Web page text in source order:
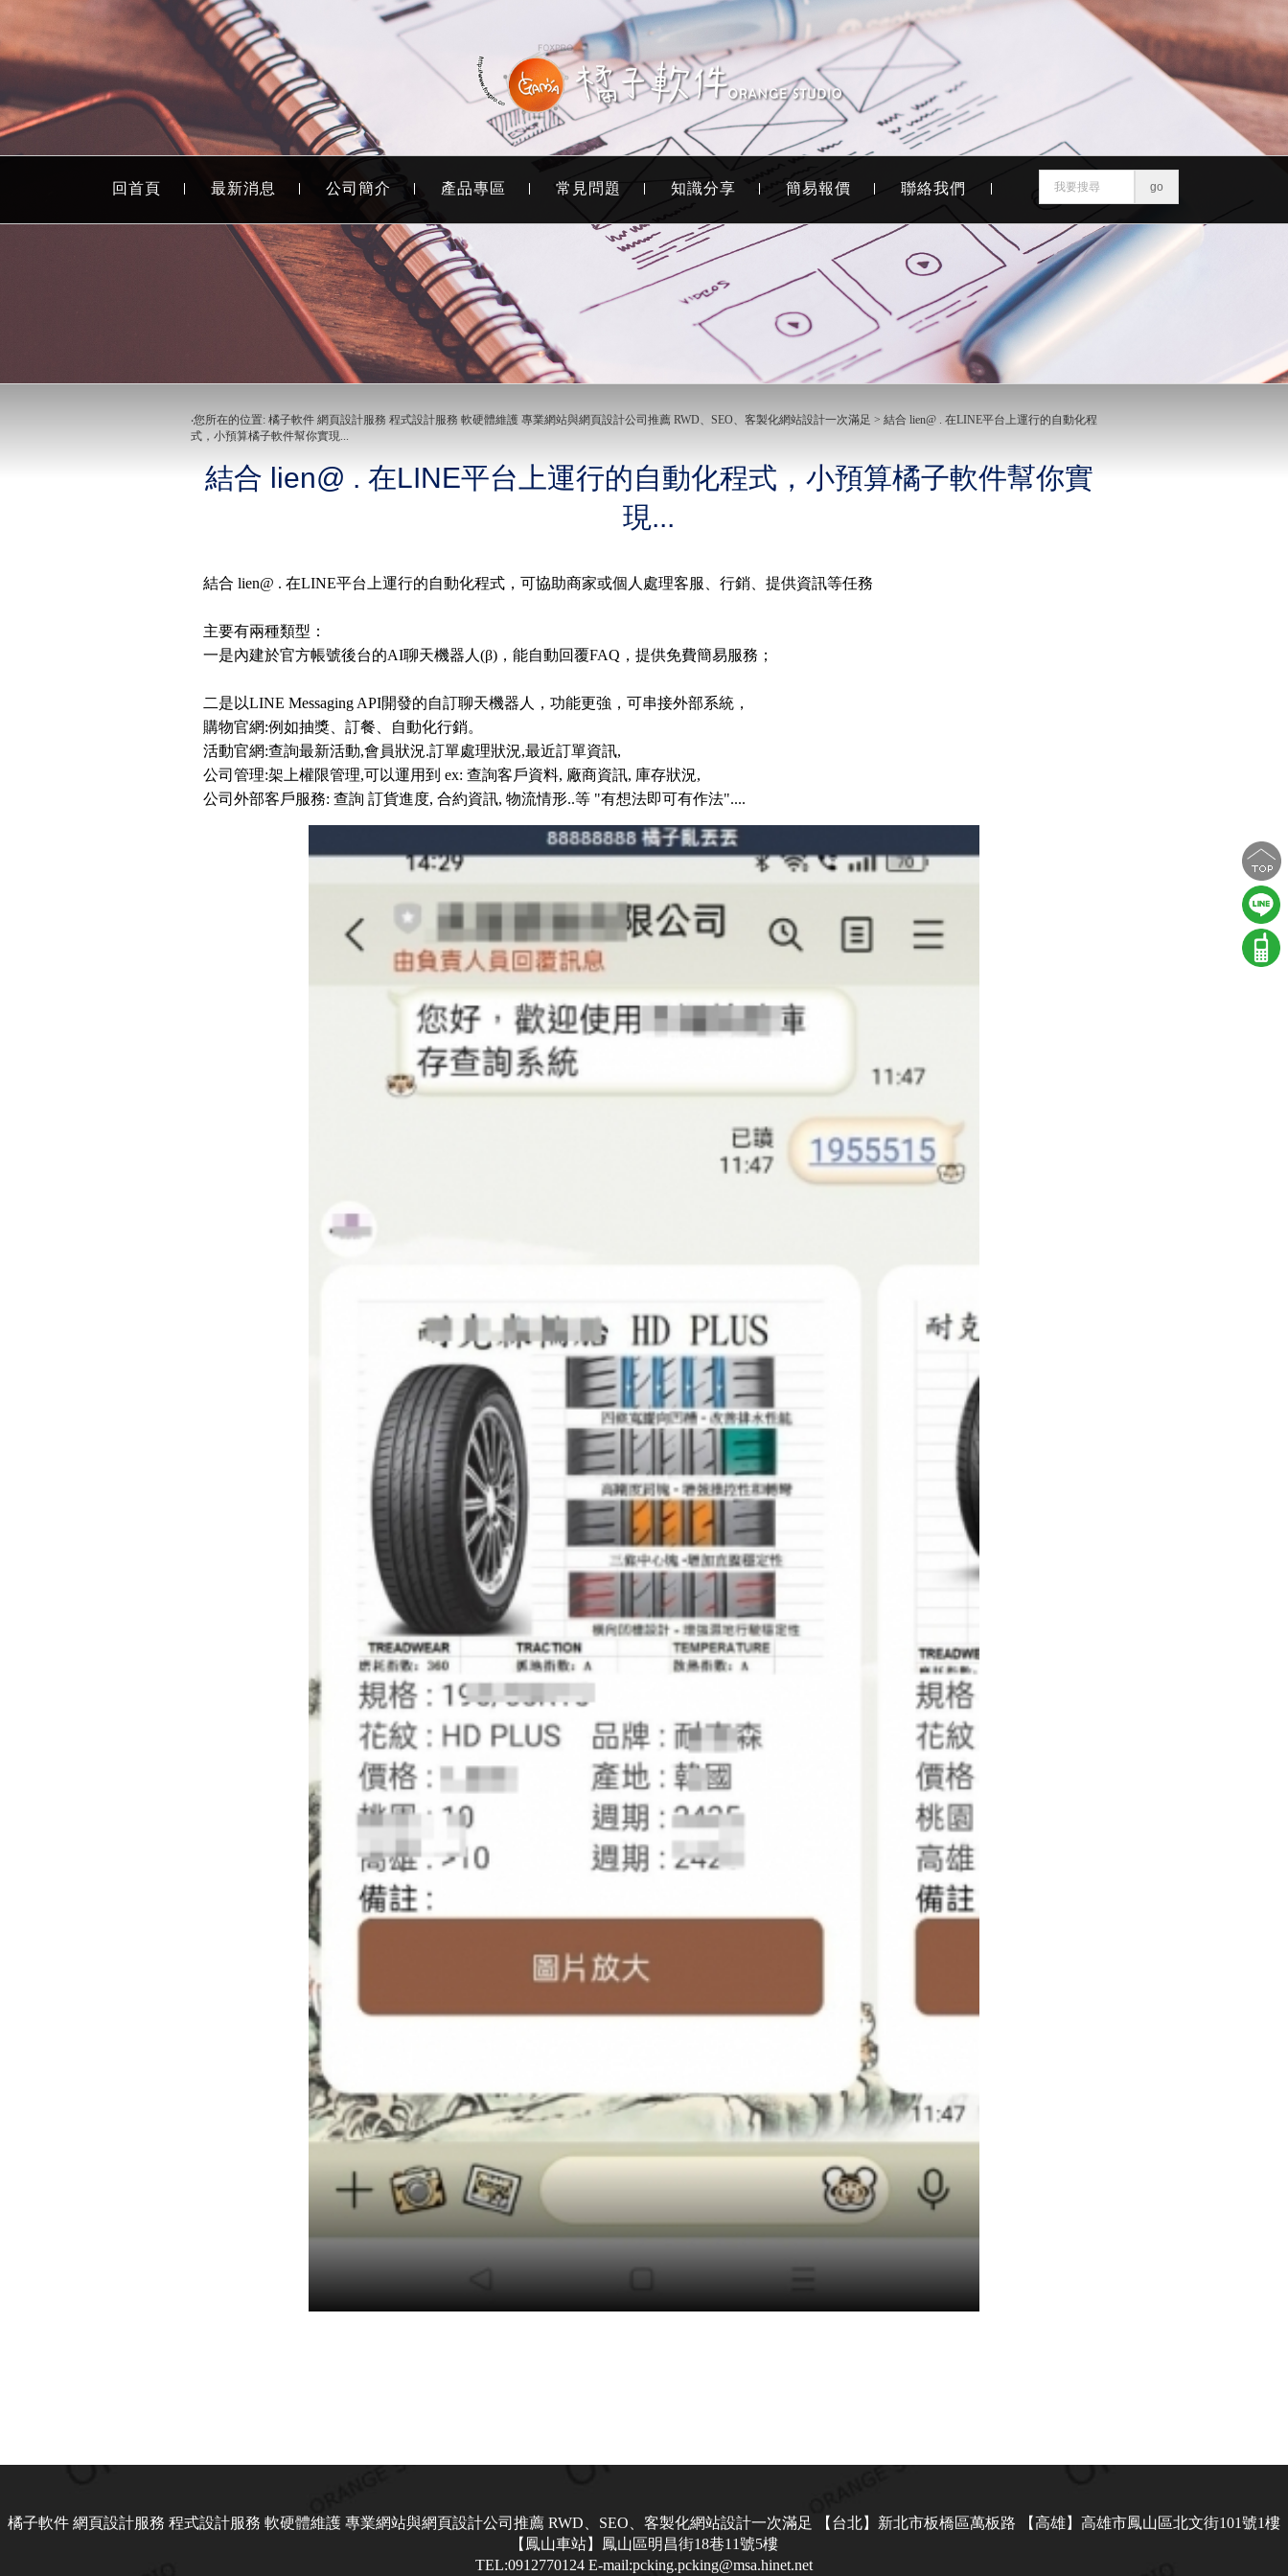
回首頁 最新消息 公司簡介 產品專區 常見問題 知識分享 簡易報價 聯絡我們
‧您所在的位置: 橘子軟件 網頁設計服務 程式設計服務 軟硬體維護 專業網站與網頁設計公司推薦 RWD、SEO、客製化網站設計一次滿足 > 結合 lien@ . 在LINE平台上運行的自動化程
式，小預算橘子軟件幫你實現...
結合 lien@ . 在LINE平台上運行的自動化程式，小預算橘子軟件幫你實
現...
結合 lien@ . 在LINE平台上運行的自動化程式，可協助商家或個人處理客服、行銷、提供資訊等任務
主要有兩種類型：
一是內建於官方帳號後台的AI聊天機器人(β)，能自動回覆FAQ，提供免費簡易服務；
二是以LINE Messaging API開發的自訂聊天機器人，功能更強，可串接外部系統，
購物官網:例如抽獎、訂餐、自動化行銷。
活動官網:查詢最新活動,會員狀況.訂單處理狀況,最近訂單資訊,
公司管理:架上權限管理,可以運用到 ex: 查詢客戶資料, 廠商資訊, 庫存狀況,
公司外部客戶服務: 查詢 訂貨進度, 合約資訊, 物流情形..等 "有想法即可有作法"....
橘子軟件 網頁設計服務 程式設計服務 軟硬體維護 專業網站與網頁設計公司推薦 RWD、SEO、客製化網站設計一次滿足
【台北】新北市板橋區萬板路 【高雄】高雄市鳳山區北文街101號1樓
【鳳山車站】鳳山區明昌街18巷11號5樓
TEL:0912770124 E-mail:pcking.pcking@msa.hinet.net